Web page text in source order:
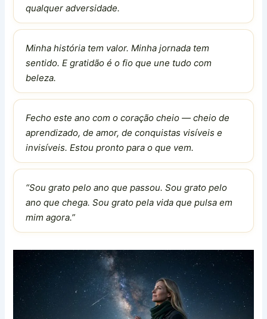
qualquer adversidade.
Minha história tem valor. Minha jornada tem
sentido. E gratidão é o fio que une tudo com
beleza.
Fecho este ano com o coração cheio — cheio de
aprendizado, de amor, de conquistas visíveis e
invisíveis. Estou pronto para o que vem.
“Sou grato pelo ano que passou. Sou grato pelo
ano que chega. Sou grato pela vida que pulsa em
mim agora.”